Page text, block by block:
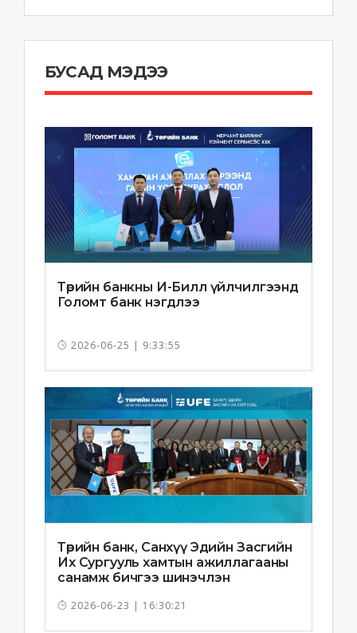
БУСАД МЭДЭЭ
Төрийн банкны И-Билл үйлчилгээнд
Голомт банк нэгдлээ
2026-06-25 | 9:33:55
Төрийн банк, Санхүү Эдийн Засгийн
Их Сургууль хамтын ажиллагааны
санамж бичгээ шинэчлэн
2026-06-23 | 16:30:21